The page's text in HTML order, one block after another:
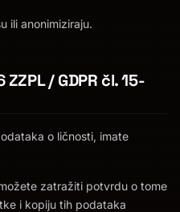
ili anonimiziraju.
/ GDPR čl. 15-
o ličnosti, imate
zatražiti potvrdu o tome
i kopiju tih podataka